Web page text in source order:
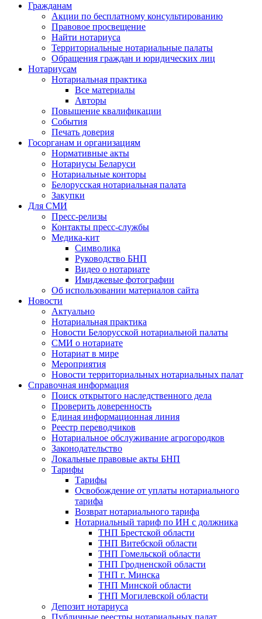
Гражданам
Акции по бесплатному консультированию
Правовое просвещение
Найти нотариуса
Территориальные нотариальные палаты
Обращения граждан и юридических лиц
Нотариусам
Нотариальная практика
Все материалы
Авторы
Повышение квалификации
События
Печать доверия
Госорганам и организациям
Нормативные акты
Нотариусы Беларуси
Нотариальные конторы
Белорусская нотариальная палата
Закупки
Для СМИ
Пресс-релизы
Контакты пресс-службы
Медика-кит
Символика
Руководство БНП
Видео о нотариате
Имиджевые фотографии
Об использовании материалов сайта
Новости
Актуально
Нотариальная практика
Новости Белорусской нотариальной палаты
СМИ о нотариате
Нотариат в мире
Мероприятия
Новости территориальных нотариальных палат
Справочная информация
Поиск открытого наследственного дела
Проверить доверенность
Единая информационная линия
Реестр переводчиков
Нотариальное обслуживание агрогородков
Законодательство
Локальные правовые акты БНП
Тарифы
Тарифы
Освобождение от уплаты нотариального
тарифа
Возврат нотариального тарифа
Нотариальный тариф по ИН с должника
ТНП Брестской области
ТНП Витебской области
ТНП Гомельской области
ТНП Гродненской области
ТНП г. Минска
ТНП Минской области
ТНП Могилевской области
Депозит нотариуса